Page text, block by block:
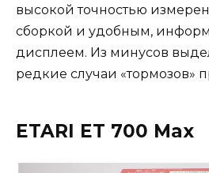
высокой точностью
сборкой и удобным,
дисплеем. Из минусов
редкие случаи «тормозов»
ETARI ET 700 Max